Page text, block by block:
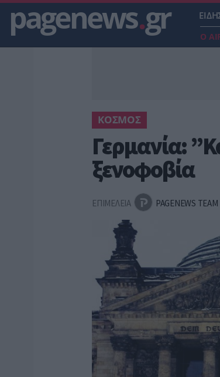
pagenews.gr Ο
ΚΟΣΜΟΣ
Γερμανία:
ξενοφοβία
ΕΠΙΜΕΛΕΙΑ PAGENEWS TEAM